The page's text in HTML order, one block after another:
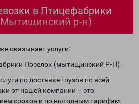
в Птицефабрики
р-н)
оказывает услуги:
Поселок (мытищинский Р-Н)
по доставке грузов по всей
от нашей компании – это
сроков и по выгодным тарифам.